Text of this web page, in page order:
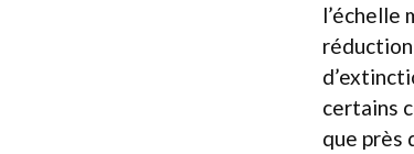
l’échelle
certains
que près